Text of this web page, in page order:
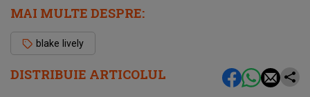
DISTRIBUIE ARTICOLUL
MAI MULTE DESPRE:
blake lively